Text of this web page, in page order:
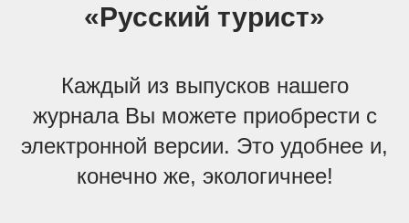
«Русский турист»
Каждый из выпусков нашего
журнала Вы можете приобрести с
электронной версии. Это удобнее и,
конечно же, экологичнее!